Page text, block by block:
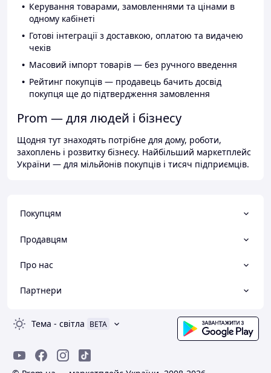
Керування товарами, замовленнями та цінами в
одному кабінеті
Готові інтеграції з доставкою, оплатою та видачею
чеків
Масовий імпорт товарів — без ручного введення
Рейтинг покупців — продавець бачить досвід
покупця ще до підтвердження замовлення
Prom — для людей і бізнесу
Щодня тут знаходять потрібне для дому, роботи,
захоплень і розвитку бізнесу. Найбільший маркетплейс
України — для мільйонів покупців і тисяч підприємців.
Покупцям
Продавцям
Про нас
Партнери
Тема - світла BETA